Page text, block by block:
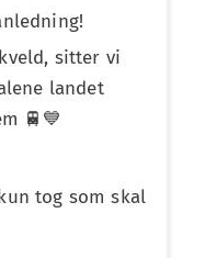
sitter vi
landet
🚆💙
tog som skal